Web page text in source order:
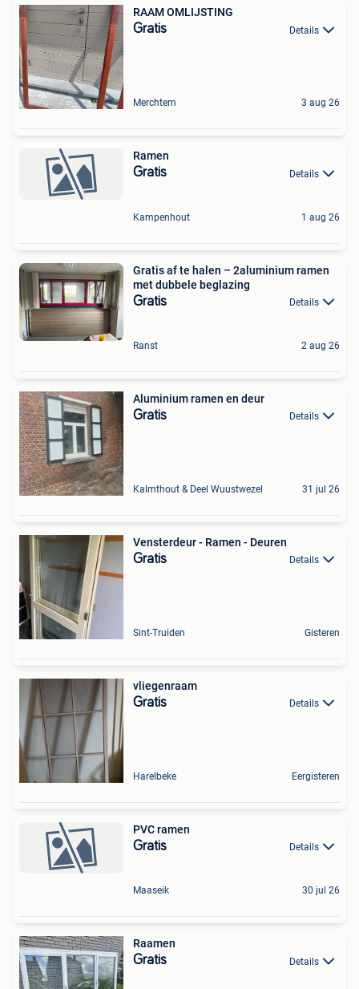
RAAM OMLIJSTING
Gratis Details
Merchtem 3 aug 26
Ramen
Gratis Details
Kampenhout 1 aug 26
Gratis af te halen – 2aluminium ramen
met dubbele beglazing
Gratis Details
Ranst 2 aug 26
Aluminium ramen en deur
Gratis Details
Kalmthout & Deel Wuustwezel 31 jul 26
Vensterdeur - Ramen - Deuren
Gratis Details
Sint-Truiden Gisteren
vliegenraam
Gratis Details
Harelbeke Eergisteren
PVC ramen
Gratis Details
Maaseik 30 jul 26
Raamen
Gratis Details